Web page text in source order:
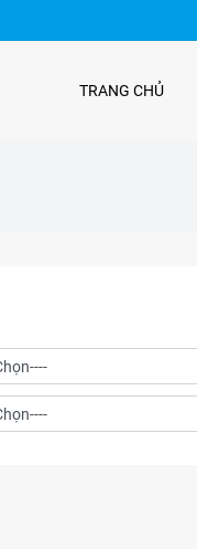
TRANG CHỦ